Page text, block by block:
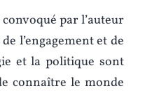
convoqué par l’auteur
l’engagement et de
et la politique sont
connaître le monde